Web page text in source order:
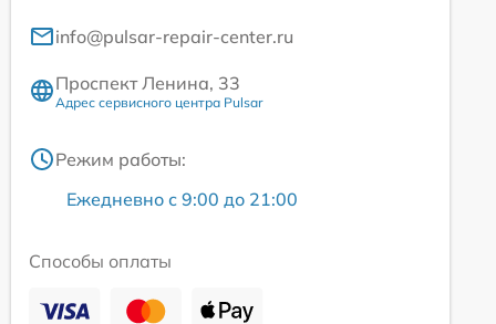
info@pulsar-repair-center.ru
Проспект Ленина, 33
Адрес сервисного центра Pulsar
Режим работы:
Ежедневно с 9:00 до 21:00
Способы оплаты